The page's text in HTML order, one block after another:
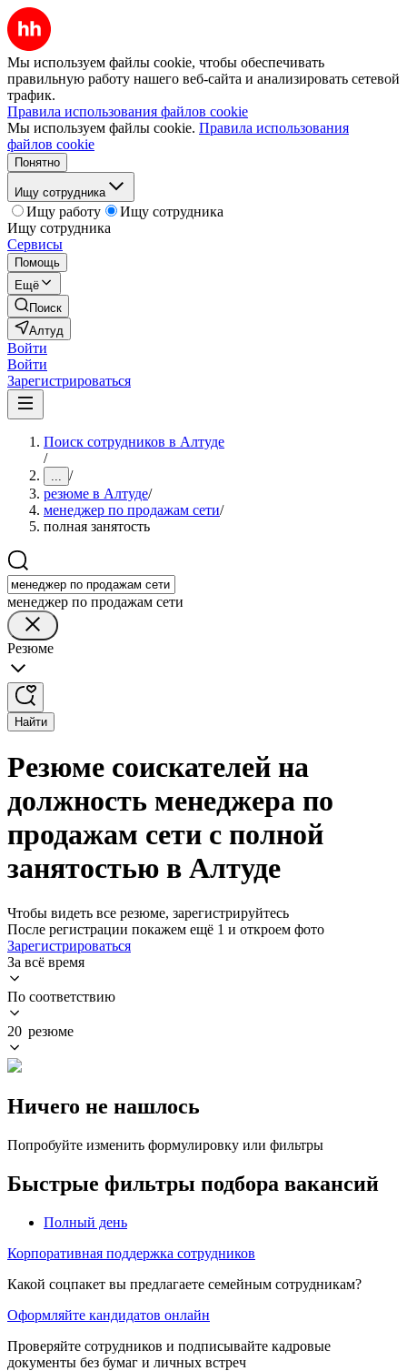
Мы используем файлы cookie, чтобы обеспечивать
правильную работу нашего веб-сайта и анализировать сетевой
трафик.
Правила использования файлов cookie
Мы используем файлы cookie. Правила использования
файлов cookie
Понятно
Ищу сотрудника
Ищу работу
Ищу сотрудника
Ищу сотрудника
Сервисы
Помощь
Ещё
Поиск
Алтуд
Войти
Войти
Зарегистрироваться
Поиск сотрудников в Алтуде
/
... /
резюме в Алтуде/
менеджер по продажам сети/
полная занятость
менеджер по продажам сети
Резюме
Найти
Резюме соискателей на
должность менеджера по
продажам сети с полной
занятостью в Алтуде
Чтобы видеть все резюме, зарегистрируйтесь
После регистрации покажем ещё 1 и откроем фото
Зарегистрироваться
За всё время
По соответствию
20 резюме
Ничего не нашлось
Попробуйте изменить формулировку или фильтры
Быстрые фильтры подбора вакансий
Полный день
Корпоративная поддержка сотрудников
Какой соцпакет вы предлагаете семейным сотрудникам?
Оформляйте кандидатов онлайн
Проверяйте сотрудников и подписывайте кадровые
документы без бумаг и личных встреч